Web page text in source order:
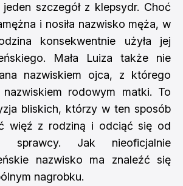
szczegół z klepsydr. Choć
i nosiła nazwisko męża, w
konsekwentnie użyła jej
Mała Luiza także nie
nazwiskiem ojca, z którego
nazwiskiem rodowym matki. To
bliskich, którzy w ten sposób
więź z rodziną i odciąć się od
sprawcy. Jak nieoficjalnie
nazwisko ma znaleźć się
nagrobku.